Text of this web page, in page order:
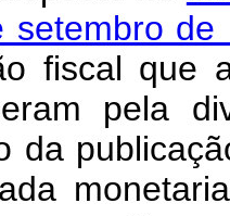
setembro
fiscal que
pela
da